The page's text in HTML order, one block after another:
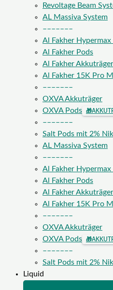
Revoltage Beam
AL Massiva System
–––––––
Al Fakher Hypermax
Al Fakher Pods
Al Fakher Akkuträger
Al Fakher 15K Pro
–––––––
OXVA Akkuträger
OXVA Pods
🎁
–––––––
Salt Pods mit 2%
AL Massiva System
–––––––
Al Fakher Hypermax
Al Fakher Pods
Al Fakher Akkuträger
Al Fakher 15K Pro
–––––––
OXVA Akkuträger
OXVA Pods
🎁
–––––––
Salt Pods mit 2%
Liquid